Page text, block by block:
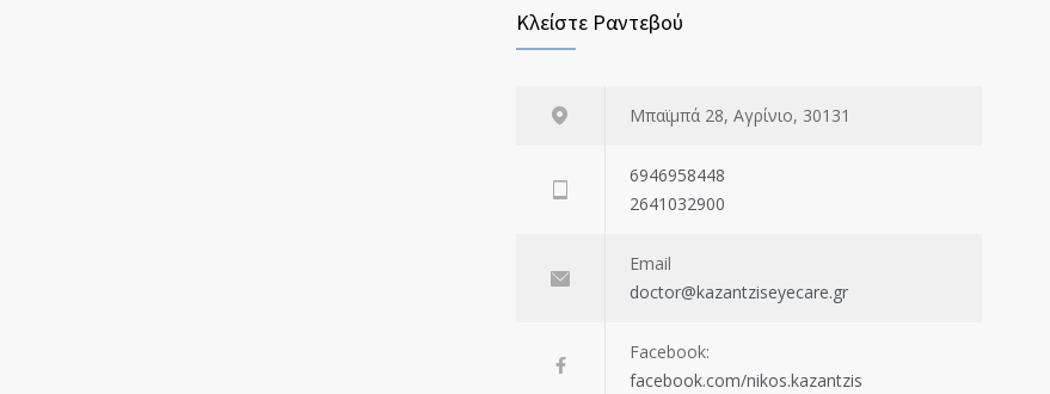
Κλείστε Ραντεβού
Μπαϊμπά 28, Αγρίνιο, 30131
6946958448
2641032900
Email
doctor@kazantziseyecare.gr
Facebook:
facebook.com/nikos.kazantzis